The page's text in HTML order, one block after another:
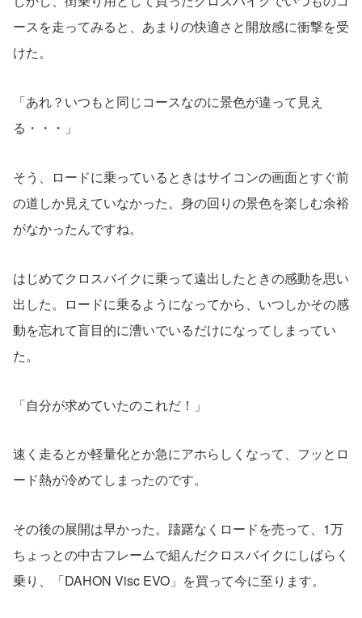
ースを走ってみると、あまりの快適さと開放感に衝撃を受
けた。
「あれ？いつもと同じコースなのに景色が違って見え
る・・・」
そう、ロードに乗っているときはサイコンの画面とすぐ前
の道しか見えていなかった。身の回りの景色を楽しむ余裕
がなかったんですね。
はじめてクロスバイクに乗って遠出したときの感動を思い
出した。ロードに乗るようになってから、いつしかその感
動を忘れて盲目的に漕いでいるだけになってしまってい
た。
「自分が求めていたのこれだ！」
速く走るとか軽量化とか急にアホらしくなって、フッとロ
ード熱が冷めてしまったのです。
その後の展開は早かった。躊躇なくロードを売って、1万
ちょっとの中古フレームで組んだクロスバイクにしばらく
乗り、「DAHON Visc EVO」を買って今に至ります。